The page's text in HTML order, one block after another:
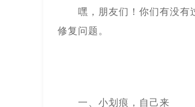
嘿，朋友们！你们有没有过
修复问题。
一、小划痕，自己来